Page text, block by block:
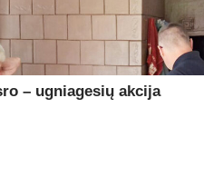
– ugniagesių akcija